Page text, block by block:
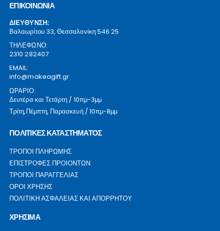
ΕΠΙΚΟΙΝΩΝΙΑ
ΔΙΕΥΘΥΝΣΗ:
Βαλαωρίτου 33, Θεσσαλονίκη 546 25
ΤΗΛΕΦΩΝΟ:
2310 282407
EMAIL:
info@makeagift.gr
ΩΡΑΡΙΟ:
Δευτέρα και Τετάρτη / 10πμ-3μμ
Τρίτη,Πέμπτη, Παρασκευή / 10πμ-8μμ
ΠΟΛΙΤΙΚΕΣ ΚΑΤΑΣΤΗΜΑΤΟΣ
ΤΡΟΠΟΙ ΠΛΗΡΩΜΗΣ
ΕΠΙΣΤΡΟΦΕΣ ΠΡΟΙΟΝΤΩΝ
ΤΡΟΠΟΙ ΠΑΡΑΓΓΕΛΙΑΣ
ΟΡΟΙ ΧΡΗΣΗΣ
ΠΟΛΙΤΙΚΗ ΑΣΦΑΛΕΙΑΣ ΚΑΙ ΑΠΟΡΡΗΤΟΥ
ΧΡΗΣΙΜΑ